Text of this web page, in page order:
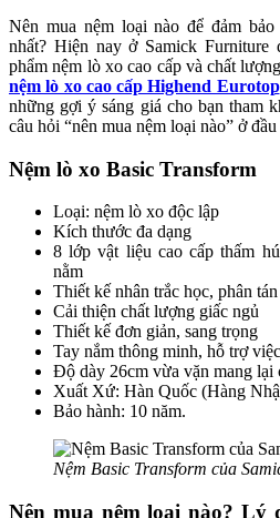
Nên mua nệm loại nào để đảm
nhất? Hiện nay ở Samick Furniture
phẩm nệm lò xo cao cấp và chất
nệm lò xo cao cấp Highend Eurotop
những gợi ý sáng giá cho bạn tham
câu hỏi “nên mua nệm loại nào” ở đầu
Nệm lò xo Basic Transform
Loại: nệm lò xo độc lập
Kích thước đa dạng
8 lớp vật liệu cao cấp thấm
nằm
Thiết kế nhân trắc học, phân
Cải thiện chất lượng giấc ngủ
Thiết kế đơn giản, sang trọng
Tay nắm thông minh, hỗ trợ
Độ dày 26cm vừa vặn mang lại
Xuất Xứ: Hàn Quốc (Hàng
Bảo hành: 10 năm.
Nệm Basic Transform của
Nên mua nệm loại nào? Lý